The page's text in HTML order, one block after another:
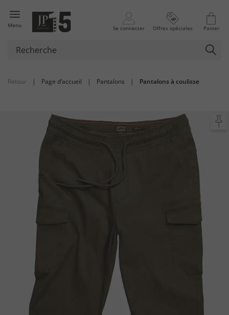
Menu Se connecter Offres spéciales Panier
Retour | Page d’accueil | Pantalons | Pantalons à coulisse